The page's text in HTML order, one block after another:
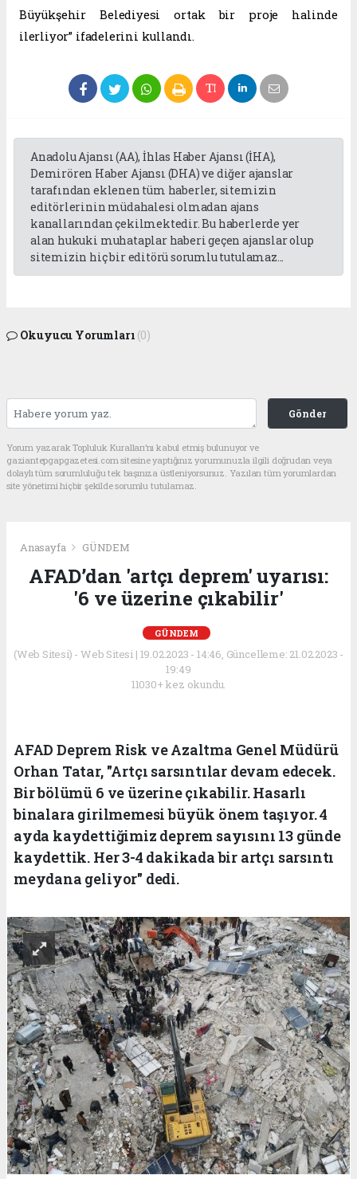
Büyükşehir Belediyesi ortak bir proje halinde
ilerliyor” ifadelerini kullandı.
Anadolu Ajansı (AA), İhlas Haber Ajansı (İHA),
Demirören Haber Ajansı (DHA) ve diğer ajanslar
tarafından eklenen tüm haberler, sitemizin
editörlerinin müdahalesi olmadan ajans
kanallarından çekilmektedir. Bu haberlerde yer
alan hukuki muhataplar haberi geçen ajanslar olup
sitemizin hiç bir editörü sorumlu tutulamaz...
Okuyucu Yorumları (0)
Gönder
Yorum yazarak Topluluk Kuralları’nı kabul etmiş bulunuyor ve
gaziantepgapgazetesi.com sitesine yaptığınız yorumunuzla ilgili doğrudan veya
dolaylı tüm sorumluluğu tek başınıza üstleniyorsunuz. Yazılan tüm yorumlardan
site yönetimi hiçbir şekilde sorumlu tutulamaz.
Anasayfa GÜNDEM
AFAD’dan 'artçı deprem' uyarısı:
'6 ve üzerine çıkabilir'
GÜNDEM
(Web Sitesi) - Web Sitesi | 19.02.2023 - 14:46, Güncelleme: 21.02.2023 -
19:49
11030+ kez okundu.
AFAD Deprem Risk ve Azaltma Genel Müdürü
Orhan Tatar, "Artçı sarsıntılar devam edecek.
Bir bölümü 6 ve üzerine çıkabilir. Hasarlı
binalara girilmemesi büyük önem taşıyor. 4
ayda kaydettiğimiz deprem sayısını 13 günde
kaydettik. Her 3-4 dakikada bir artçı sarsıntı
meydana geliyor" dedi.